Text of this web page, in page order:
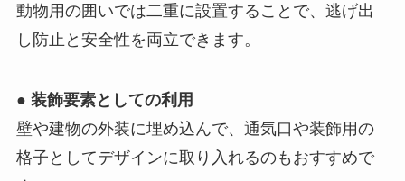
動物用の囲いでは二重に設置することで、逃げ出
し防止と安全性を両立できます。
● 装飾要素としての利用
壁や建物の外装に埋め込んで、通気口や装飾用の
格子としてデザインに取り入れるのもおすすめで